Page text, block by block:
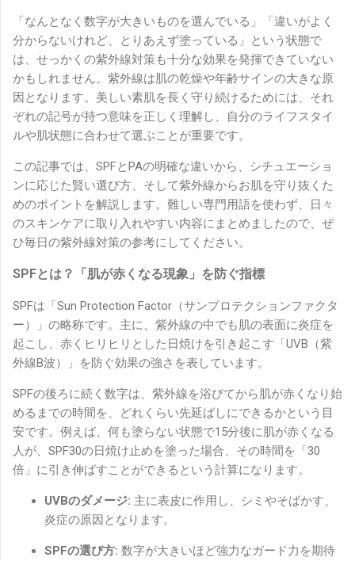
「なんとなく数字が大きいものを選んでいる」「違いがよく
分からないけれど、とりあえず塗っている」という状態で
は、せっかくの紫外線対策も十分な効果を発揮できていない
かもしれません。紫外線は肌の乾燥や年齢サインの大きな原
因となります。美しい素肌を長く守り続けるためには、それ
ぞれの記号が持つ意味を正しく理解し、自分のライフスタイ
ルや肌状態に合わせて選ぶことが重要です。
この記事では、SPFとPAの明確な違いから、シチュエーショ
ンに応じた賢い選び方、そして紫外線からお肌を守り抜くた
めのポイントを解説します。難しい専門用語を使わず、日々
のスキンケアに取り入れやすい内容にまとめましたので、ぜ
ひ毎日の紫外線対策の参考にしてください。
SPFとは？「肌が赤くなる現象」を防ぐ指標
SPFは「Sun Protection Factor（サンプロテクションファクタ
ー）」の略称です。主に、紫外線の中でも肌の表面に炎症を
起こし、赤くヒリヒリとした日焼けを引き起こす「UVB（紫
外線B波）」を防ぐ効果の強さを表しています。
SPFの後ろに続く数字は、紫外線を浴びてから肌が赤くなり始
めるまでの時間を、どれくらい先延ばしにできるかという目
安です。例えば、何も塗らない状態で15分後に肌が赤くなる
人が、SPF30の日焼け止めを塗った場合、その時間を「30
倍」に引き伸ばすことができるという計算になります。
UVBのダメージ: 主に表皮に作用し、シミやそばかす、
炎症の原因となります。
SPFの選び方: 数字が大きいほど強力なガード力を期待